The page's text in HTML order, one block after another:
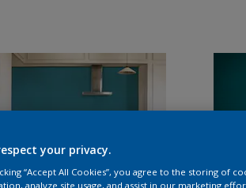
your privacy.
“Accept All Cookies”, you agree to the storing of
analyze site usage, and assist in our marketing